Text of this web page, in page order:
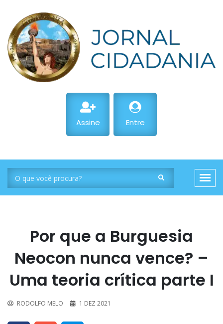
Assine Entre
Por que a Burguesia
Neocon nunca vence? –
Uma teoria crítica parte I
RODOLFO MELO 1 DEZ 2021